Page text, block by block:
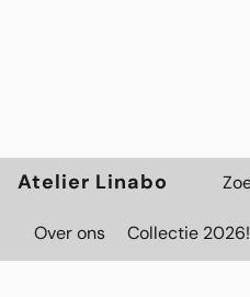
Atelier Linabo
Over ons Collectie 2026!